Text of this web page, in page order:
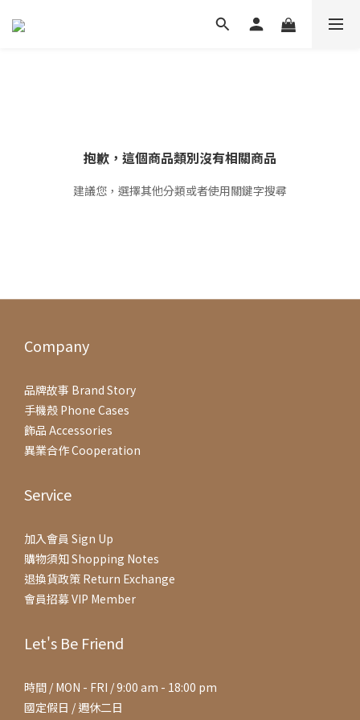
抱歉，這個商品類別沒有相關商品
建議您，選擇其他分類或者使用關鍵字搜尋
Company
品牌故事 Brand Story
手機殼 Phone Cases
飾品 Accessories
異業合作 Cooperation
Service
加入會員 Sign Up
購物須知 Shopping Notes
退換貨政策 Return Exchange
會員招募 VIP Member
Let's Be Friend
時間 / MON - FRI / 9:00 am - 18:00 pm
國定假日 / 週休二日